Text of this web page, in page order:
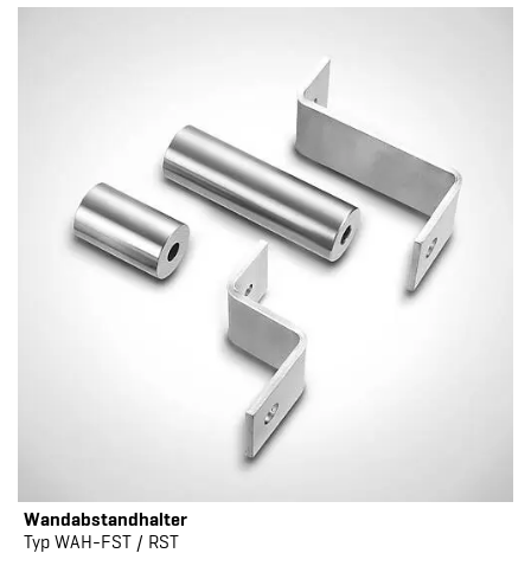
Wandabstandhalter
Typ WAH-FST / RST